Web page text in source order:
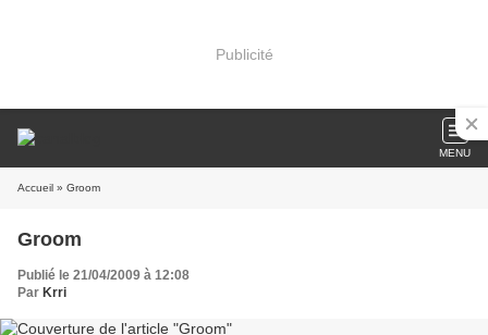
Publicité
MENU
Accueil » Groom
Groom
Publié le 21/04/2009 à 12:08
Par Krri